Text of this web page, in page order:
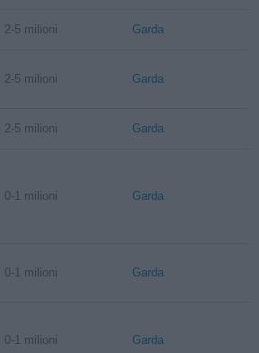
2-5 milioni Garda
2-5 milioni Garda
2-5 milioni Garda
0-1 milioni Garda
0-1 milioni Garda
0-1 milioni Garda